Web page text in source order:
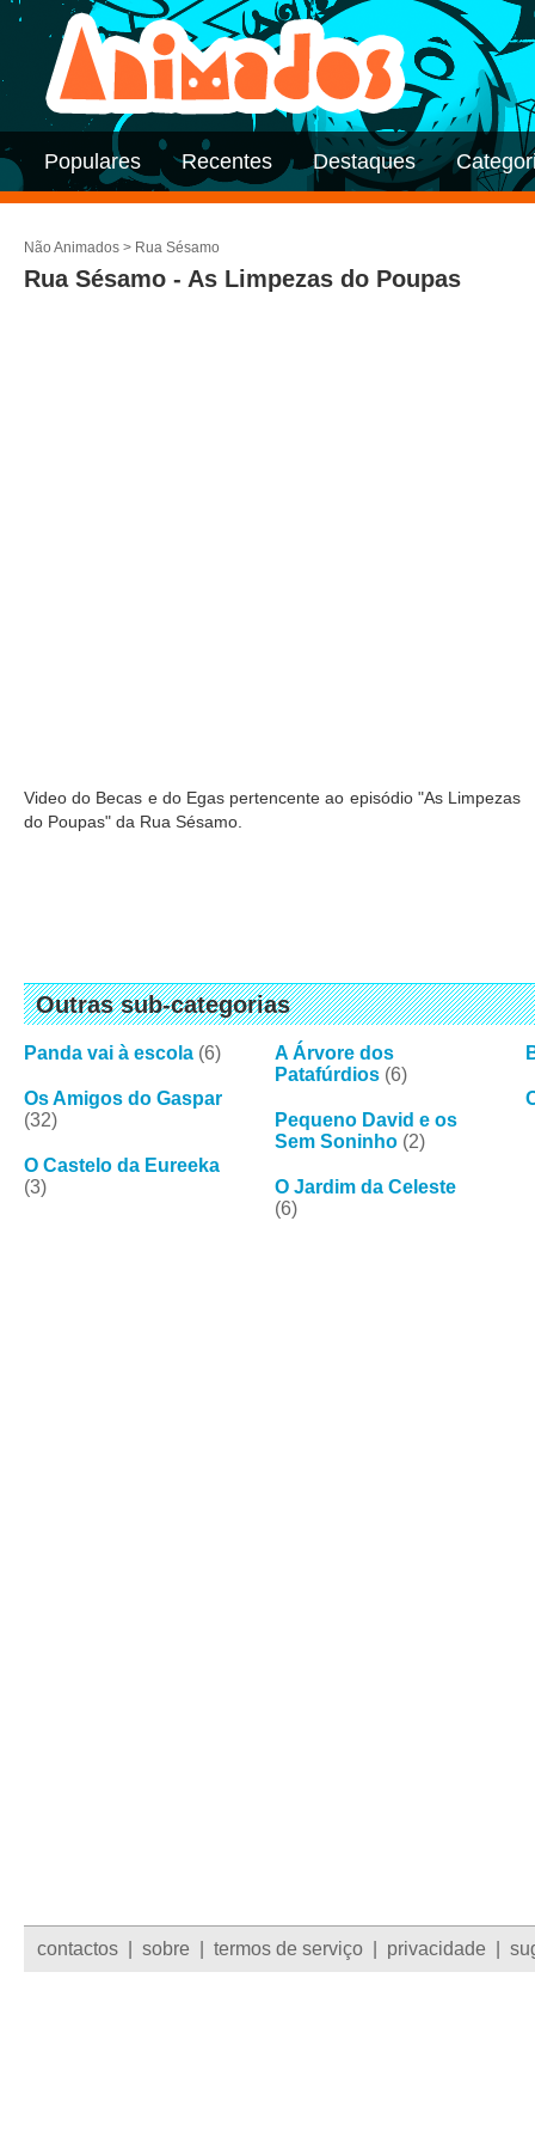
Populares Recentes Destaques
Não Animados > Rua Sésamo
Rua Sésamo - As Limpezas do Poupas
Video do Becas e do Egas pertencente ao episódio "As Limpezas
do Poupas" da Rua Sésamo.
Outras sub-categorias
Panda vai à escola (6)
Os Amigos do Gaspar
(32)
O Castelo da Eureeka
(3)
A Árvore dos
Patafúrdios (6)
Pequeno David e os
Sem Soninho (2)
O Jardim da Celeste
(6)
contactos sobre termos de serviço privacidade